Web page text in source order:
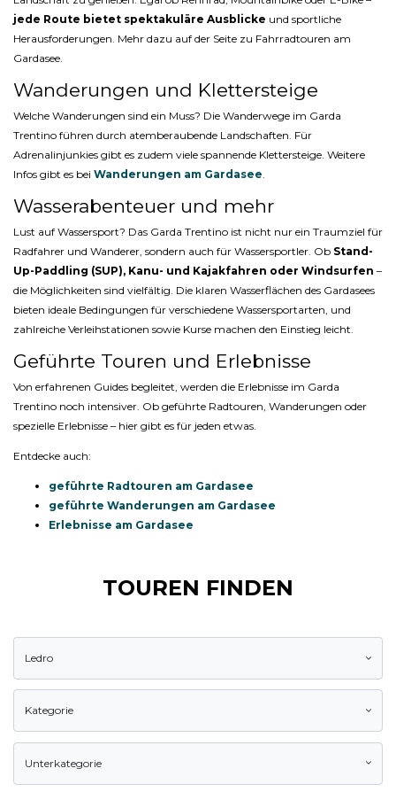
jede Route bietet spektakuläre Ausblicke und sportliche
Herausforderungen. Mehr dazu auf der Seite zu Fahrradtouren am
Gardasee.
Wanderungen und Klettersteige
Welche Wanderungen sind ein Muss? Die Wanderwege im Garda
Trentino führen durch atemberaubende Landschaften. Für
Adrenalinjunkies gibt es zudem viele spannende Klettersteige. Weitere
Infos gibt es bei Wanderungen am Gardasee.
Wasserabenteuer und mehr
Lust auf Wassersport? Das Garda Trentino ist nicht nur ein Traumziel für
Radfahrer und Wanderer, sondern auch für Wassersportler. Ob Stand-
Up-Paddling (SUP), Kanu- und Kajakfahren oder Windsurfen –
die Möglichkeiten sind vielfältig. Die klaren Wasserflächen des Gardasees
bieten ideale Bedingungen für verschiedene Wassersportarten, und
zahlreiche Verleihstationen sowie Kurse machen den Einstieg leicht.
Geführte Touren und Erlebnisse
Von erfahrenen Guides begleitet, werden die Erlebnisse im Garda
Trentino noch intensiver. Ob geführte Radtouren, Wanderungen oder
spezielle Erlebnisse – hier gibt es für jeden etwas.
Entdecke auch:
geführte Radtouren am Gardasee
geführte Wanderungen am Gardasee
Erlebnisse am Gardasee
TOUREN FINDEN
Ledro
Kategorie
Unterkategorie